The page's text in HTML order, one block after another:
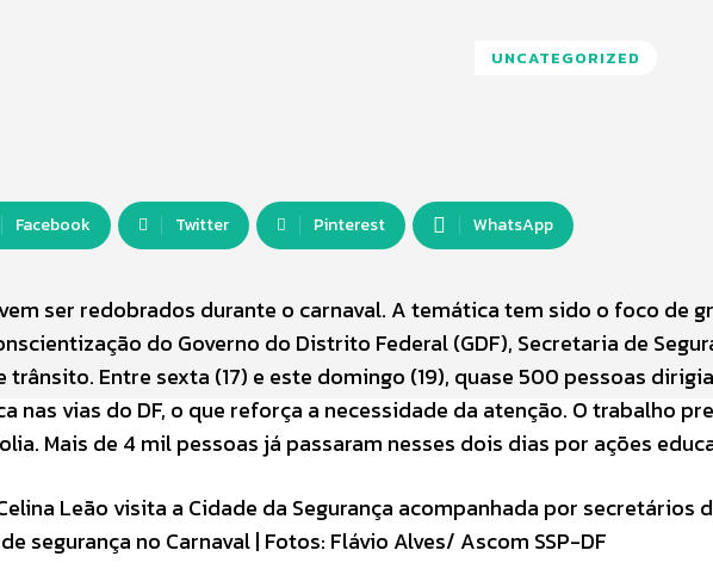
UNCATEGORIZED
Facebook Twitter Pinterest WhatsApp
ser redobrados durante o carnaval. A temática tem sido o foco de
do Governo do Distrito Federal (GDF), Secretaria de
trânsito. Entre sexta (17) e este domingo (19), quase 500 pessoas
nas vias do DF, o que reforça a necessidade da atenção. O trabalho
Mais de 4 mil pessoas já passaram nesses dois dias por ações
Leão visita a Cidade da Segurança acompanhada por secretários
segurança no Carnaval | Fotos: Flávio Alves/ Ascom SSP-DF